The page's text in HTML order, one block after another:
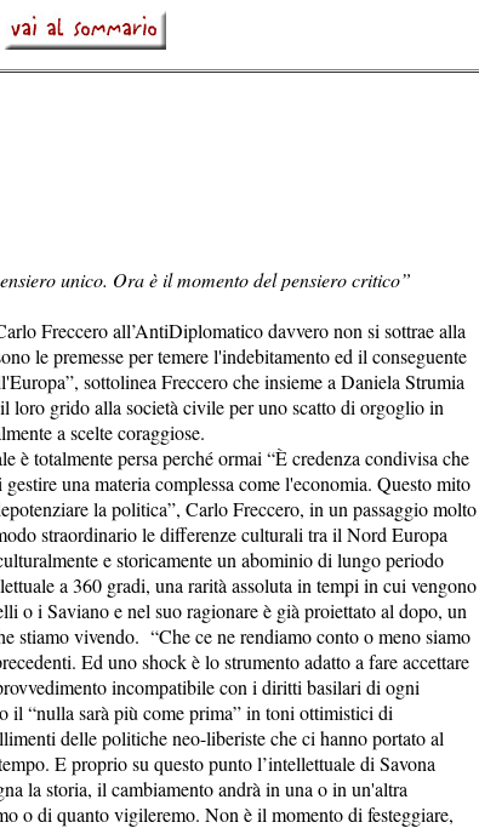
unico. Ora è il momento del pensiero critico”
Freccero all’AntiDiplomatico davvero non si sottrae alla
le premesse per temere l'indebitamento ed il conseguente
sottolinea Freccero che insieme a Daniela Strumia
loro grido alla società civile per uno scatto di orgoglio in
a scelte coraggiose.
è totalmente persa perché ormai “È credenza condivisa che
una materia complessa come l'economia. Questo mito
la politica”, Carlo Freccero, in un passaggio molto
straordinario le differenze culturali tra il Nord Europa
e storicamente un abominio di lungo periodo
a 360 gradi, una rarità assoluta in tempi in cui vengono
o i Saviano e nel suo ragionare è già proiettato al dopo, un
stiamo vivendo. “Che ce ne rendiamo conto o meno siamo
Ed uno shock è lo strumento adatto a fare accettare
incompatibile con i diritti basilari di ogni
il “nulla sarà più come prima” in toni ottimistici di
delle politiche neo-liberiste che ci hanno portato al
E proprio su questo punto l’intellettuale di Savona
la storia, il cambiamento andrà in una o in un'altra
o di quanto vigileremo. Non è il momento di festeggiare,